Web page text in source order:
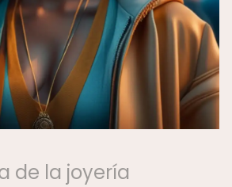
de la joyería